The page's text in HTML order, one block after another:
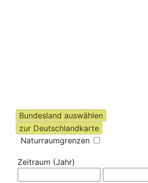
Naturraumgrenzen
Zeitraum (Jahr)